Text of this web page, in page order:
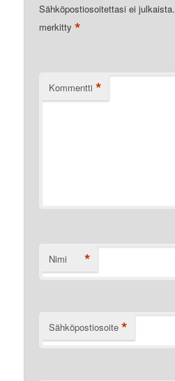
Sähköpostiosoitettasi ei julkaista.
merkitty*
Kommentti *
Nimi *
Sähköpostiosoite *